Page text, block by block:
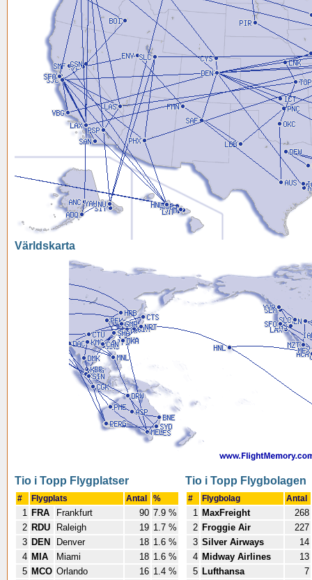
Världskarta
Tio i Topp Flygplatser
# Flygplats Antal %
1 FRA Frankfurt 90 7.9 %
2 RDU Raleigh 19 1.7 %
3 DEN Denver 18 1.6 %
4 MIA Miami 18 1.6 %
5 MCO Orlando 16 1.4 %
Tio i Topp Flygbolagen
# Flygbolag Antal
1 MaxFreight
268
2 Froggie Air
227
3 Silver Airways
14
4 Midway Airlines
13
5 Lufthansa
7